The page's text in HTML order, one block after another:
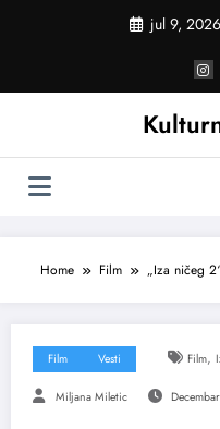
jul 9, 2026
Home Film „Iza ničeg
Film Vesti Film,
Miljana Miletic